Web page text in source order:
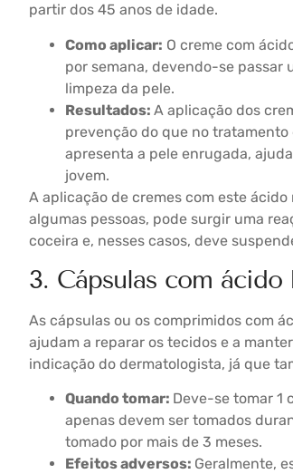
partir dos 45 anos de idade.
Como aplicar: O creme com
por semana, devendo-se passar
limpeza da pele.
Resultados: A aplicação dos
prevenção do que no
apresenta a pele enrugada,
jovem.
A aplicação de cremes com este
algumas pessoas, pode surgir uma
coceira e, nesses casos, deve
3. Cápsulas com
As cápsulas ou os comprimidos com
ajudam a reparar os tecidos e a
indicação do dermatologista, já que
Quando tomar: Deve-se tomar 1
apenas devem ser tomados
tomado por mais de 3 meses.
Efeitos adversos: Geralmente,